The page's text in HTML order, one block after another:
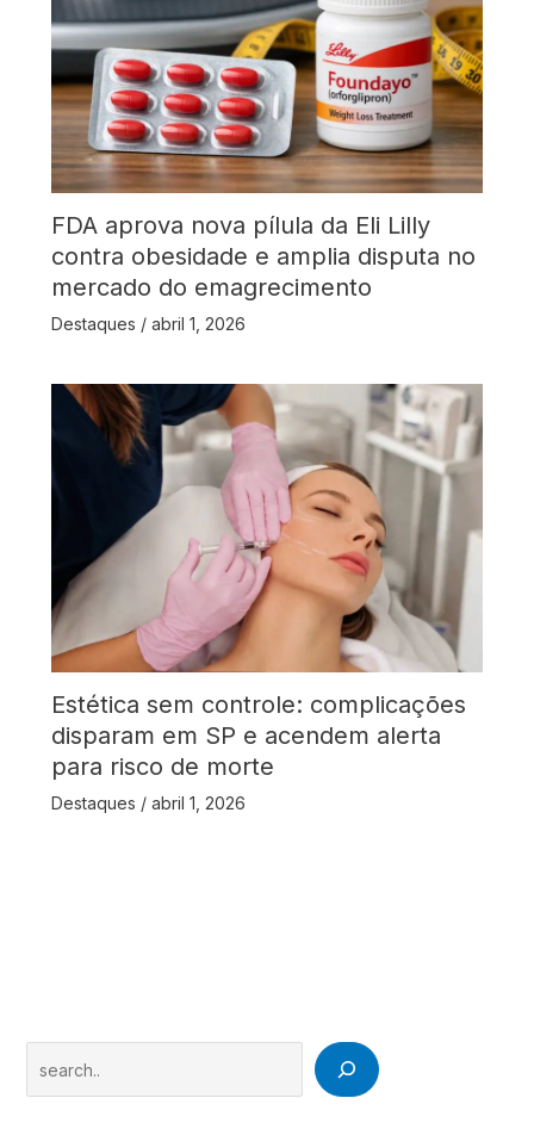
FDA aprova nova pílula da Eli Lilly
contra obesidade e amplia disputa no
mercado do emagrecimento
Destaques / abril 1, 2026
Estética sem controle: complicações
disparam em SP e acendem alerta
para risco de morte
Destaques / abril 1, 2026